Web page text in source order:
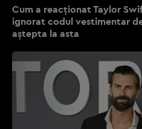
Cum a reacționat Taylor
ignorat codul vestimentar
aștepta la asta